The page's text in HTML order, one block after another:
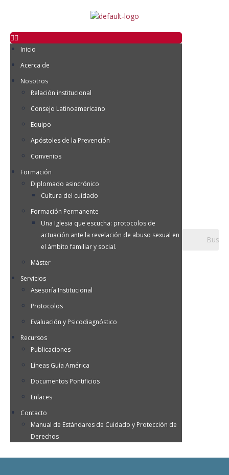
Inicio
Acerca de
Nosotros
Relación institucional
Consejo Latinoamericano
Equipo
Apóstoles de la Prevención
Convenios
Formación
Diplomado asincrónico
Cultura del cuidado
Formación Permanente
Una Iglesia que escucha: protocolos de
actuación ante la revelación de abuso sexual en
el ámbito familiar y social.
Máster
Servicios
Asesoría Institucional
Protocolos
Evaluación y Psicodiagnóstico
Recursos
Publicaciones
Líneas Guía América
Documentos Pontificios
Enlaces
Contacto
Manual de Estándares de Cuidado y Protección de
Derechos